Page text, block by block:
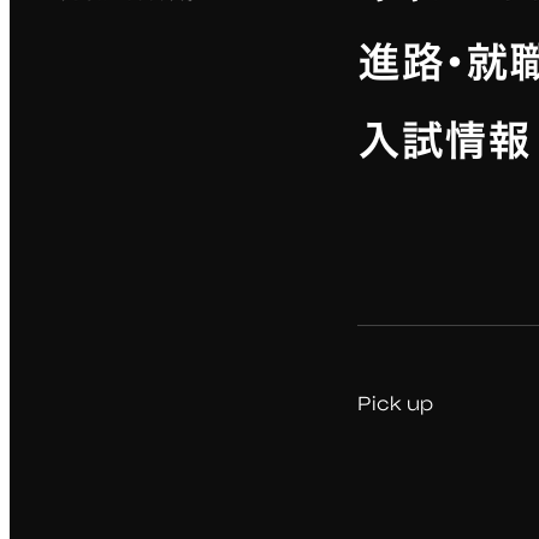
進路・就
入試情報
Pick up